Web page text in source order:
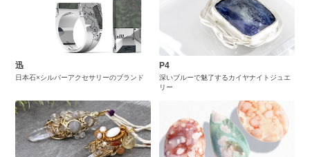
迅
日本石×シルバーアクセサリーのブランド
P4
深いブルーで魅了するカイヤナイトジュエ
リー